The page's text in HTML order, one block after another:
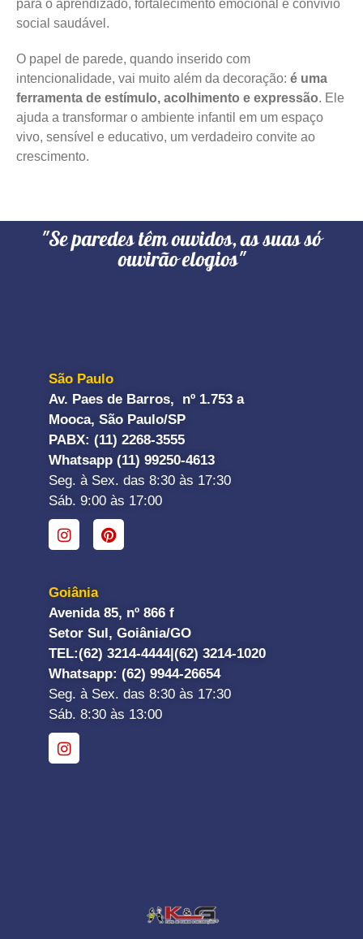
para o aprendizado, fortalecimento emocional e convívio
social saudável.
O papel de parede, quando inserido com
intencionalidade, vai muito além da decoração: é uma
ferramenta de estímulo, acolhimento e expressão. Ele
ajuda a transformar o ambiente infantil em um espaço
vivo, sensível e educativo, um verdadeiro convite ao
crescimento.
"Se paredes têm ouvidos, as suas só
ouvirão elogios"
São Paulo
Av. Paes de Barros, nº 1.753 a
Mooca, São Paulo/SP
PABX: (11) 2268-3555
Whatsapp (11) 99250-4613
Seg. à Sex. das 8:30 às 17:30
Sáb. 9:00 às 17:00
Goiânia
Avenida 85, nº 866 f
Setor Sul, Goiânia/GO
TEL:(62) 3214-4444| (62) 3214-1020
Whatsapp: (62) 9944-26654
Seg. à Sex. das 8:30 às 17:30
Sáb. 8:30 às 13:00